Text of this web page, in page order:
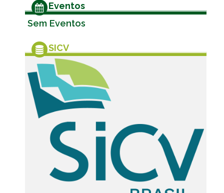
Eventos
Sem Eventos
SICV